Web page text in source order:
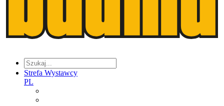
Strefa Wystawcy
PL